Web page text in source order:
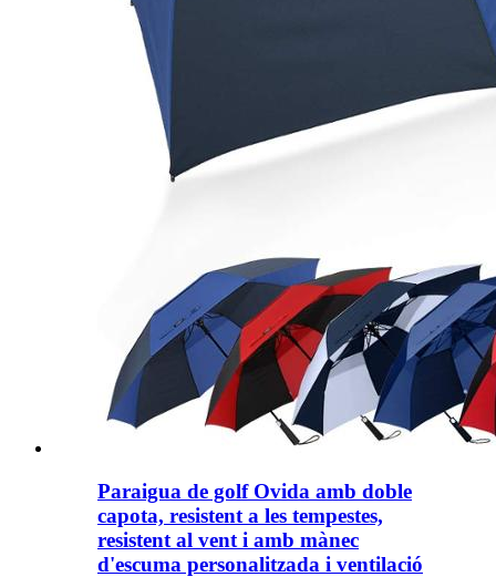
Paraigua de golf Ovida amb doble
capota, resistent a les tempestes,
resistent al vent i amb mànec
d'escuma personalitzada i ventilació